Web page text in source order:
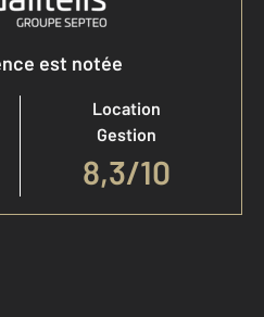
est notée
Location
Gestion
8,3/10